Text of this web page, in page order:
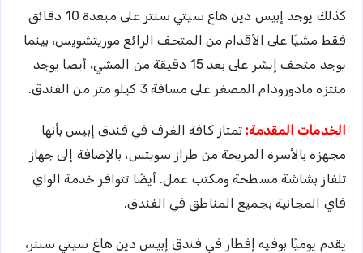
كذلك يوجد إبيس دين هاغ سيتي سنتر على مبعدة 10 دقائق
فقط مشيًا على الأقدام من المتحف الرائع موريتشويس، بينما
يوجد متحف إيشر على بعد 15 دقيقة من المشي، أيضا يوجد
منتزه مادورودام المصغر على مسافة 3 كيلو متر من الفندق.
الخدمات المقدمة: تمتاز كافة الغرف في فندق إبيس بأنها
مجهزة بالأسرة المريحة من طراز سويتس، بالإضافة إلى جهاز
تلفاز بشاشة مسطحة ومكتب عمل. أيضًا تتوافر خدمة الواي
فاي المجانية بجميع المناطق في الفندق.
يقدم يوميًا بوفيه إفطار في فندق إبيس دين هاغ سيتي سنتر،